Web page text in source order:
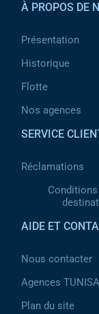
À PROPOS DE
Présentation
Historique
Flotte
Nos agences
SERVICE
Réclamations
AIDE ET
Nous contacter
Agences
Plan du site